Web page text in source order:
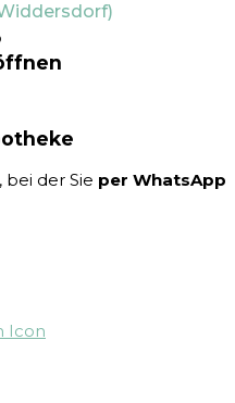
bei der Sie per WhatsApp